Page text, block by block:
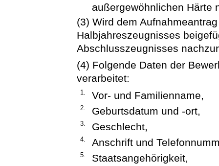
außergewöhnlichen Härte
(3) Wird dem
Halbjahreszeugnisses
Abschlusszeugnisses
(4) Folgende Daten der
verarbeitet:
1. Vor- und Familienname,
2. Geburtsdatum und -ort,
3. Geschlecht,
4. Anschrift und
5. Staatsangehörigkeit,